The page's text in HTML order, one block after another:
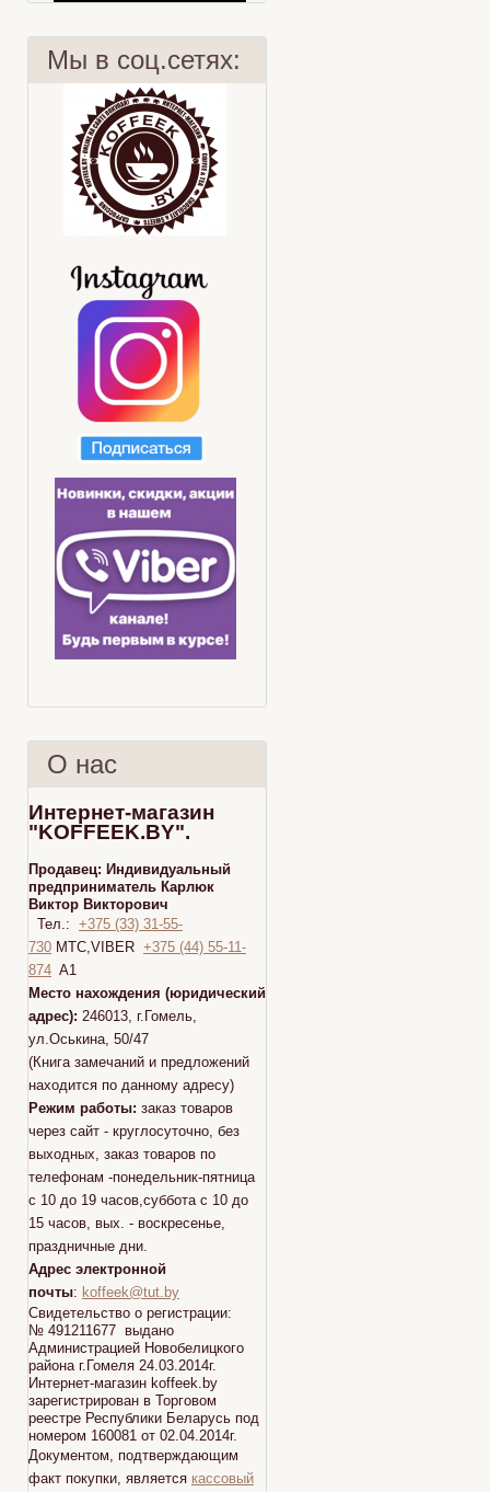
Хризантема
Мы в соц.сетях:
О нас
Интернет-магазин
"KOFFEEK.BY".
Продавец: Индивидуальный
предприниматель Карлюк
Виктор Викторович
Тел.: +375 (33) 31-55-
730 МТС,VIBER +375 (44) 55-11-
874 A1
Место нахождения (юридический
адрес): 246013, г.Гомель,
ул.Оськина, 50/47
(Книга замечаний и предложений
находится по данному адресу)
Режим работы: заказ товаров
через сайт - круглосуточно, без
выходных, заказ товаров по
телефонам -понедельник-пятница
с 10 до 19 часов,суббота с 10 до
15 часов, вых. - воскресенье,
праздничные дни.
Адрес электронной
почты: koffeek@tut.by
Свидетельство о регистрации:
№ 491211677 выдано
Администрацией Новобелицкого
района г.Гомеля 24.03.2014г.
Интернет-магазин koffeek.by
зарегистрирован в Торговом
реестре Республики Беларусь под
номером 160081 от 02.04.2014г.
Документом, подтверждающим
факт покупки, является кассовый